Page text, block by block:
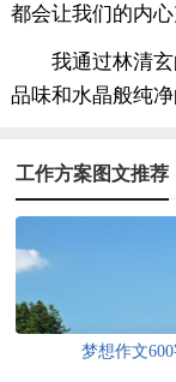
都会让我们的内心
我通过林清
品味和水晶般纯
工作方案图文推荐
梦想作文